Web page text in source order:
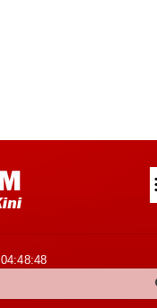
04:48:49